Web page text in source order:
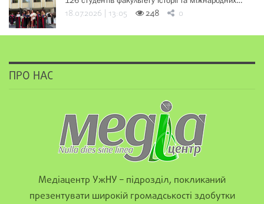
18.07.2026 | 13:05 248 0
ПРО НАС
Медіацентр УжНУ – підрозділ, покликаний
презентувати широкій громадськості здобутки